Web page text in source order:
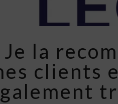
Je la
clients